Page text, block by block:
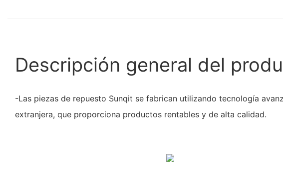
Descripción general del
-Las piezas de repuesto Sunqit se fabrican utilizando tecnología
extranjera, que proporciona productos rentables y de alta calidad.